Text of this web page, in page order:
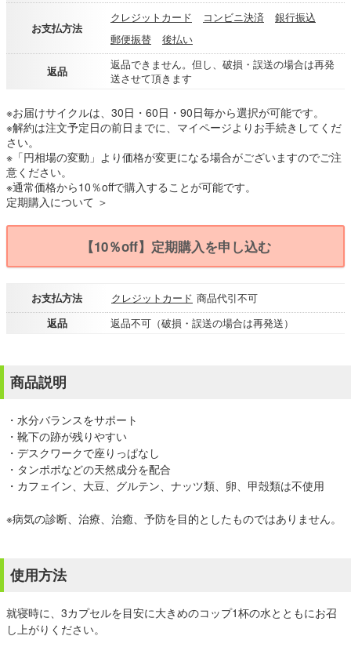
お支払方法
クレジットカード コンビニ決済
銀行振込
郵便振替
後払い
返品
返品できません。但し、破損・誤送の場合は再発
送させて頂きます
※お届けサイクルは、30日・60日・90日毎から選択が可能です。
※解約は注文予定日の前日までに、マイページよりお手続きしてくだ
さい。
※「円相場の変動」より価格が変更になる場合がございますのでご注
意ください。
※通常価格から10％offで購入することが可能です。
定期購入について ＞
【10％off】定期購入を申し込む
お支払方法 クレジットカード 商品代引不可
返品
返品不可（破損・誤送の場合は再発送）
商品説明
・水分バランスをサポート
・靴下の跡が残りやすい
・デスクワークで座りっぱなし
・タンポポなどの天然成分を配合
・カフェイン、大豆、グルテン、ナッツ類、卵、甲殻類は不使用
※病気の診断、治療、治癒、予防を目的としたものではありません。
使用方法
就寝時に、3カプセルを目安に大きめのコップ1杯の水とともにお召
し上がりください。